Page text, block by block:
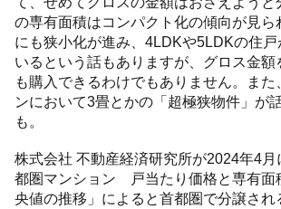
の専有面積はコンパクト化の傾向が見ら
にも狭小化が進み、4LDKや5LDKの住戸
いるという話もありますが、グロス金
も購入できるわけでもありません。また
ンにおいて3畳とかの「超極狭物件」が
も。
株式会社 不動産経済研究所が2024年4
都圏マンション 戸当たり価格と専有面
央値の推移」によると首都圏で分譲され